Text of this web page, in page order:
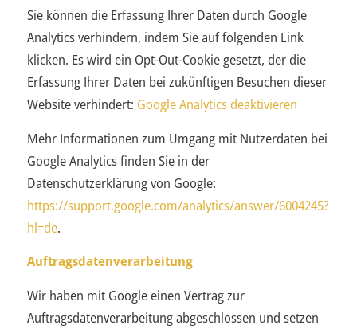
Sie können die Erfassung Ihrer Daten durch Google
Analytics verhindern, indem Sie auf folgenden Link
klicken. Es wird ein Opt-Out-Cookie gesetzt, der die
Erfassung Ihrer Daten bei zukünftigen Besuchen dieser
Website verhindert: Google Analytics deaktivieren
Mehr Informationen zum Umgang mit Nutzerdaten bei
Google Analytics finden Sie in der
Datenschutzerklärung von Google:
https://support.google.com/analytics/answer/6004245?
hl=de.
Auftragsdatenverarbeitung
Wir haben mit Google einen Vertrag zur
Auftragsdatenverarbeitung abgeschlossen und setzen